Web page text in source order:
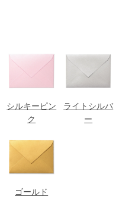
シルキーピン
ク
ライトシルバ
ー
ゴールド